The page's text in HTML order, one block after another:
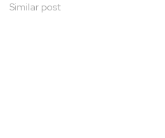
Similar post